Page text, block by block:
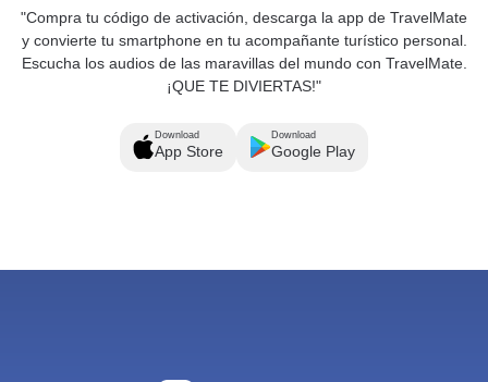
"Compra tu código de activación, descarga la app de TravelMate
y convierte tu smartphone en tu acompañante turístico personal.
Escucha los audios de las maravillas del mundo con TravelMate.
¡QUE TE DIVIERTAS!"
Download
App Store
Download
Google Play